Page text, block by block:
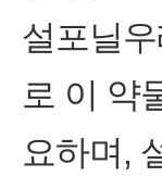
설포닐
로 이 약
요하며,